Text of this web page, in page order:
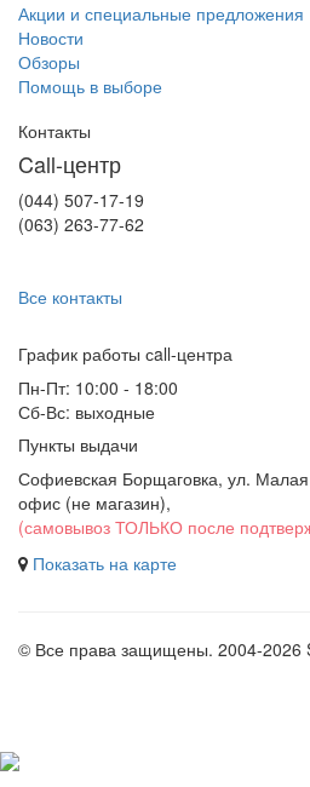
Акции и специальные предложения
Новости
Обзоры
Помощь в выборе
Контакты
Call-центр
(044) 507-17-19
(063) 263-77-62
Все контакты
График работы сall-центра
Пн-Пт: 10:00 - 18:00
Сб-Вс: выходные
Пункты выдачи
Софиевская Борщаговка, ул.
офис (не магазин),
(самовывоз ТОЛЬКО после
Показать на карте
© Все права защищены. 2004-2026